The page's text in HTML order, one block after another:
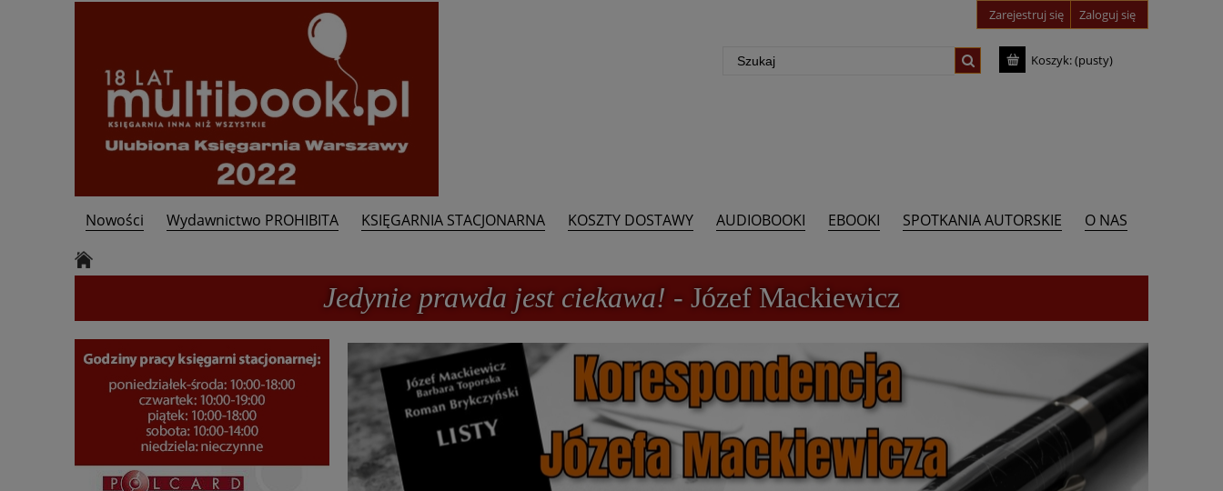
Zarejestruj się Zaloguj się
Koszyk:(pusty)
Nowości Wydawnictwo PROHIBITA KSIĘGARNIA STACJONARNA KOSZTY DOSTAWY AUDIOBOOKI EBOOKI SPOTKANIA AUTORSKIE
O NAS
Kontakt
Jedynie prawda jest ciekawa! - Józef Mackiewicz